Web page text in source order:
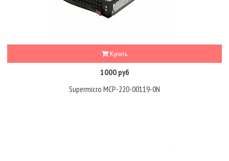
Купить
1000 руб
Supermicro MCP-220-00119-0N